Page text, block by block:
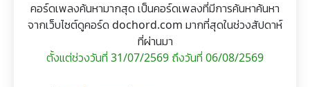
คอร์ดเพลงค้นหามากสุด เป็นคอร์ดเพลงที่มีการค้นหาค้นหา
จากเว็บไซต์ดูคอร์ด dochord.com มากที่สุดในช่วงสัปดาห์
ที่ผ่านมา
ตั้งแต่ช่วงวันที่ 31/07/2569 ถึงวันที่ 06/08/2569